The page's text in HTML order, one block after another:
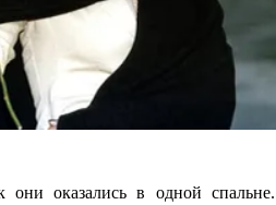
они оказались в одной спальне.